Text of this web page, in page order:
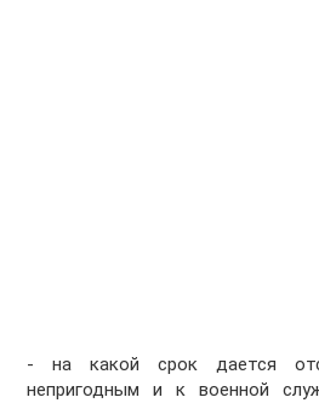
- на какой срок дается
непригодным и к военной